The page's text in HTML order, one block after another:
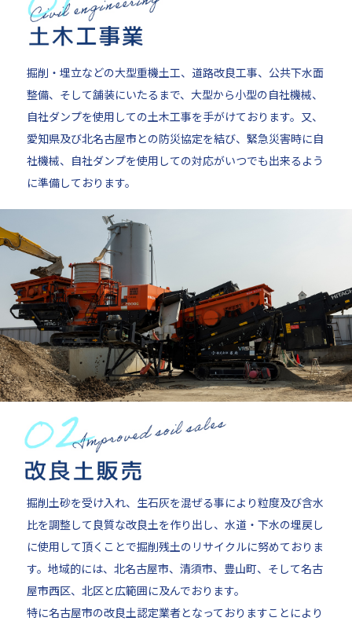
掘削・埋立などの大型重機土工、道路改良工事、公共下水面
整備、そして舗装にいたるまで、大型から小型の自社機械、
自社ダンプを使用しての土木工事を手がけております。又、
愛知県及び北名古屋市との防災協定を結び、緊急災害時に自
社機械、自社ダンプを使用しての対応がいつでも出来るよう
に準備しております。
掘削土砂を受け入れ、生石灰を混ぜる事により粒度及び含水
比を調整して良質な改良土を作り出し、水道・下水の埋戻し
に使用して頂くことで掘削残土のリサイクルに努めておりま
す。地域的には、北名古屋市、清須市、豊山町、そして名古
屋市西区、北区と広範囲に及んでおります。
特に名古屋市の改良土認定業者となっておりますことにより